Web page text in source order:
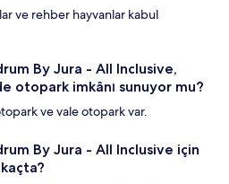
ve rehber hayvanlar kabul
By Jura - All Inclusive,
otopark imkânı sunuyor mu?
ve vale otopark var.
By Jura - All Inclusive için